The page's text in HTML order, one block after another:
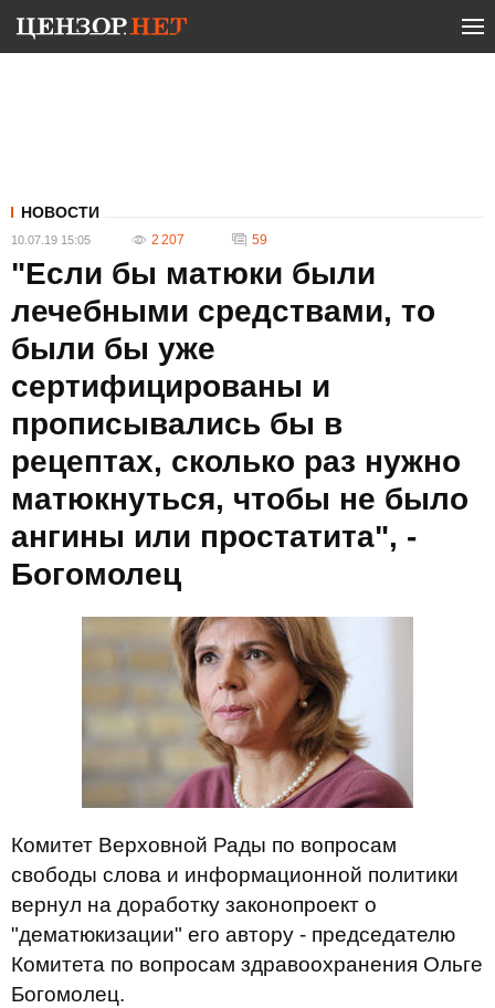
НОВОСТИ
10.07.19 15:05 2 207 59
"Если бы матюки были
лечебными средствами, то
были бы уже
сертифицированы и
прописывались бы в
рецептах, сколько раз нужно
матюкнуться, чтобы не было
ангины или простатита", -
Богомолец
Комитет Верховной Рады по вопросам
свободы слова и информационной политики
вернул на доработку законопроект о
"дематюкизации" его автору - председателю
Комитета по вопросам здравоохранения Ольге
Богомолец.